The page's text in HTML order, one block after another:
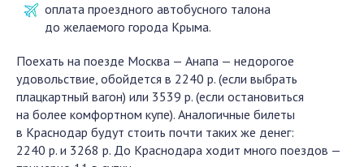
оплата проездного автобусного талона
до желаемого города Крыма.
Поехать на поезде Москва — Анапа — недорогое
удовольствие, обойдется в 2240 р. (если выбрать
плацкартный вагон) или 3539 р. (если остановиться
на более комфортном купе). Аналогичные билеты
в Краснодар будут стоить почти таких же денег:
2240 р. и 3268 р. До Краснодара ходит много поездов —